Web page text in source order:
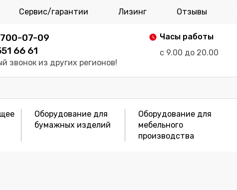
Сервис/гарантии Лизинг Отзывы
07-09
66 61
звонок из других регионов!
Часы работы
с 9.00 до 20.00
Оборудование для
бумажных изделий
Оборудование для
мебельного
производства